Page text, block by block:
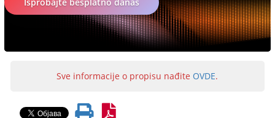
Sve informacije o propisu nađite OVDE.